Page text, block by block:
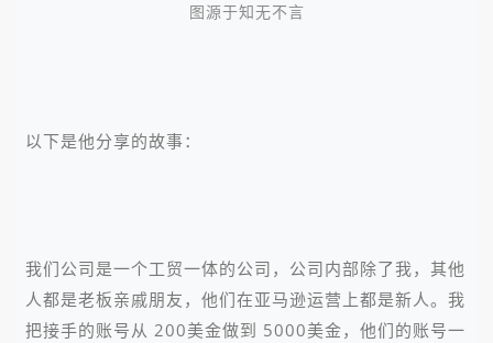
图源于知无不言
以下是他分享的故事：
我们公司是一个工贸一体的公司，公司内部除了我，其他
人都是老板亲戚朋友，他们在亚马逊运营上都是新人。我
把接手的账号从 200美金做到 5000美金，他们的账号一